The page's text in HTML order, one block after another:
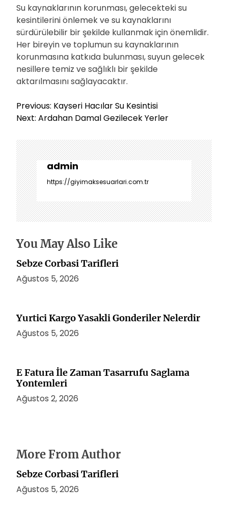
Su kaynaklarının korunması, gelecekteki su
kesintilerini önlemek ve su kaynaklarını
sürdürülebilir bir şekilde kullanmak için önemlidir.
Her bireyin ve toplumun su kaynaklarının
korunmasına katkıda bulunması, suyun gelecek
nesillere temiz ve sağlıklı bir şekilde
aktarılmasını sağlayacaktır.
Y
a
ı
g
e
z
i
n
m
s
i
Previous: Kayseri Hacılar Su Kesintisi
Next: Ardahan Damal Gezilecek Yerler
admin
https://giyimaksesuarlari.com.tr
You May Also Like
Sebze Corbasi Tarifleri
Ağustos 5, 2026
Yurtici Kargo Yasakli Gonderiler Nelerdir
Ağustos 5, 2026
E Fatura İle Zaman Tasarrufu Saglama
Yontemleri
Ağustos 2, 2026
More From Author
Sebze Corbasi Tarifleri
Ağustos 5, 2026